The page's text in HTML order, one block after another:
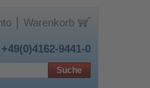
+49(0)4162-9441-0
Warenkorb
Suche